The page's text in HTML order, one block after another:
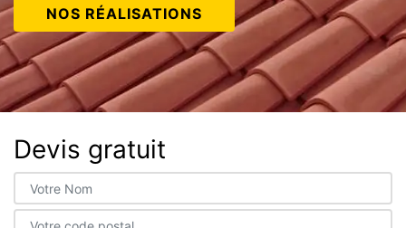
NOS RÉALISATIONS
Devis gratuit